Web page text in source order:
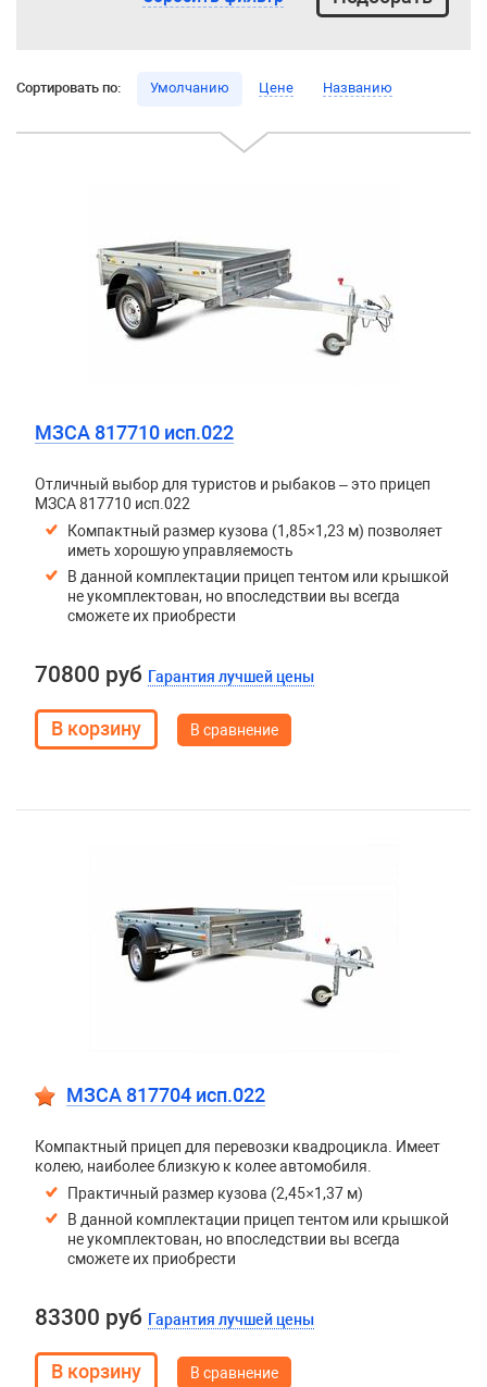
Сортировать по: Умолчанию Цене Названию
МЗСА 817710 исп.022
Отличный выбор для туристов и рыбаков – это прицеп
МЗСА 817710 исп.022
Компактный размер кузова (1,85×1,23 м) позволяет
иметь хорошую управляемость
В данной комплектации прицеп тентом или крышкой
не укомплектован, но впоследствии вы всегда
сможете их приобрести
70800 руб Гарантия лучшей цены
В сравнение
МЗСА 817704 исп.022
Компактный прицеп для перевозки квадроцикла. Имеет
колею, наиболее близкую к колее автомобиля.
Практичный размер кузова (2,45×1,37 м)
В данной комплектации прицеп тентом или крышкой
не укомплектован, но впоследствии вы всегда
сможете их приобрести
83300 руб Гарантия лучшей цены
В сравнение